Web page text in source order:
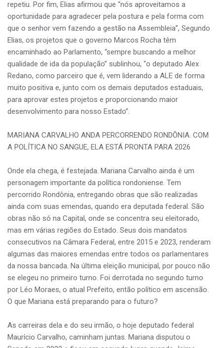
repetiu. Por fim, Elias afirmou que “nós aproveitamos a
oportunidade para agradecer pela postura e pela forma com
que o senhor vem fazendo a gestão na Assembleia”, Segundo
Elias, os projetos que o governo Marcos Rocha têm
encaminhado ao Parlamento, “sempre buscando a melhor
qualidade de ida da população” sublinhou, “o deputado Alex
Redano, como parceiro que é, vem liderando a ALE de forma
muito positiva e, junto com os demais deputados estaduais,
para aprovar estes projetos e proporcionando maior
desenvolvimento para nosso Estado”.
MARIANA CARVALHO ANDA PERCORRENDO RONDÔNIA. COM
A POLÍTICA NO SANGUE, ELA ESTÁ PRONTA PARA 2026
Onde ela chega, é festejada. Mariana Carvalho ainda é um
personagem importante da política rondoniense. Tem
percorrido Rondônia, entregando obras que são realizadas
ainda com suas emendas, quando era deputada federal. São
obras não só na Capital, onde se concentra seu eleitorado,
mas em várias regiões do Estado. Seus dois mandatos
consecutivos na Câmara Federal, entre 2015 e 2023, renderam
algumas das maiores emendas entre todos os parlamentares
da nossa bancada. Na última eleição municipal, por pouco não
se elegeu no primeiro turno. Foi derrotada no segundo turno
por Léo Moraes, o atual Prefeito, então político em ascensão.
O que Mariana está preparando para o futuro?
As carreiras dela e do seu irmão, o hoje deputado federal
Maurício Carvalho, caminham juntas. Mariana disputou o